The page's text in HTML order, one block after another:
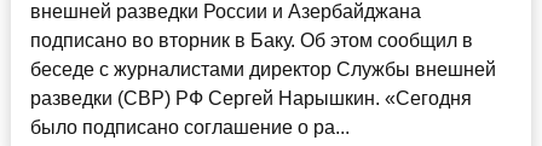
внешней разведки России и Азербайджана
подписано во вторник в Баку. Об этом сообщил в
беседе с журналистами директор Службы внешней
разведки (СВР) РФ Сергей Нарышкин. «Сегодня
было подписано соглашение о ра...